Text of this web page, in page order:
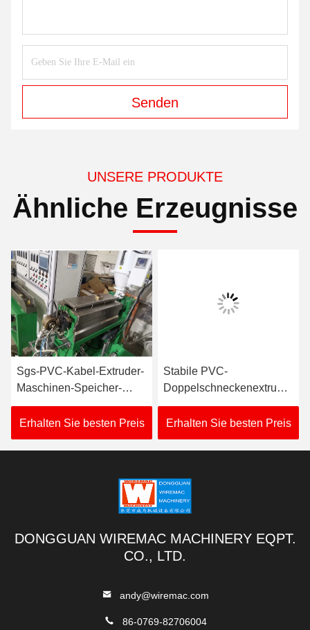
Senden
UNSERE PRODUKTE
Ähnliche Erzeugnisse
Sgs-PVC-Kabel-Extruder-
Maschinen-Speicher-
Länge 180m für THW
VCT
Erhalten Sie besten Preis
Stabile PVC-
Doppelschneckenextruder-
Maschine 3.75KW
nehmen Energie auf
Erhalten Sie besten Preis
DONGGUAN WIREMAC MACHINERY EQPT.
CO., LTD.
andy@wiremac.com
86-0769-82706004